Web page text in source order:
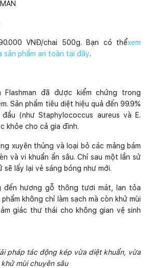
VNĐ/chai 500g. Bạn có thểxem
sản phẩm an toàn tại đây.
Flashman đã được kiểm chứng trong
Sản phẩm tiêu diệt hiệu quả đến 99.9%
(như Staphylococcus aureus và E.
khỏe cho cả gia đình.
xuyên thủng và loại bỏ các mảng bám
và vi khuẩn ẩn sâu. Chỉ sau một lần sử
sẽ lấy lại vẻ sáng bóng như mới.
đến hương gỗ thông tươi mát, lan tỏa
không chỉ làm sạch mà còn khử mùi
giác thư thái cho không gian vệ sinh
pháp tác động kép vừa diệt khuẩn, vừa
khử mùi chuyên sâu